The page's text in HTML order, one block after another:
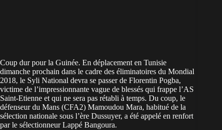
Coup dur pour la Guinée. En déplacement en Tunisie
dimanche prochain dans le cadre des éliminatoires du Mondial
2018, le Syli National devra se passer de Florentin Pogba,
victime de l’impressionnante vague de blessés qui frappe l’AS
Saint-Etienne et qui ne sera pas rétabli à temps. Du coup, le
défenseur du Mans (CFA2) Mamoudou Mara, habitué de la
sélection nationale sous l’ère Dussuyer, a été appelé en renfort
par le sélectionneur Lappé Bangoura.